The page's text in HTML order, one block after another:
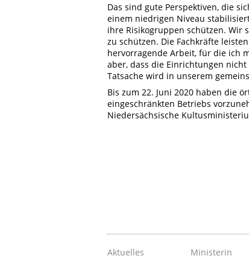
Das sind gute Perspektiven, die
einem niedrigen Niveau
ihre Risikogruppen schützen. Wir
zu schützen. Die Fachkräfte
hervorragende Arbeit, für die ich
aber, dass die Einrichtungen
Tatsache wird in unserem
Bis zum 22. Juni 2020 haben die
eingeschränkten Betriebs
Niedersächsische
Aktuelles Ministerin